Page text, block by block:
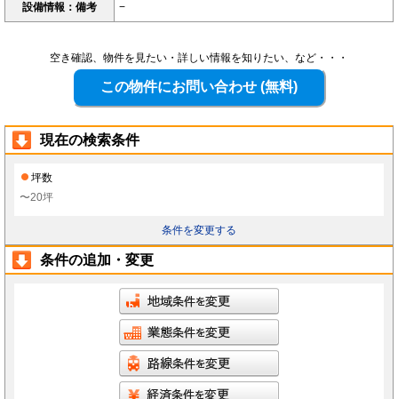
設備情報：備考 −
空き確認、物件を見たい・詳しい情報を知りたい、など・・・
現在の検索条件
坪数
〜20坪
条件を変更する
条件の追加・変更